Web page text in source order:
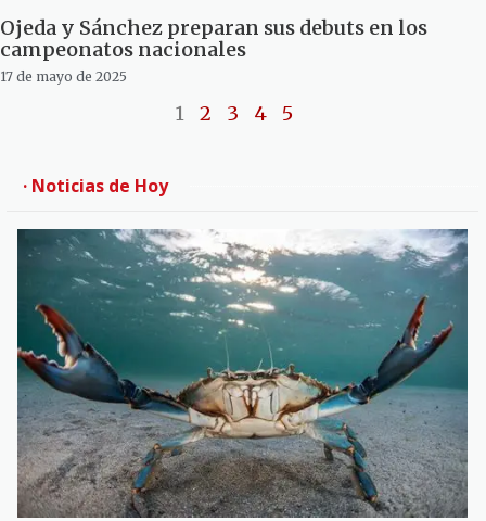
Ojeda y Sánchez preparan sus debuts en los
campeonatos nacionales
17 de mayo de 2025
1 2 3 4 5
· Noticias de Hoy